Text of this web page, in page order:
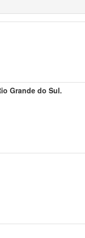
Grande do Sul.